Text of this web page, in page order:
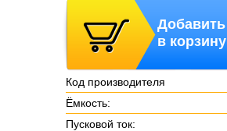
Добавить
в корзину
Код производителя
Ёмкость:
Пусковой ток: